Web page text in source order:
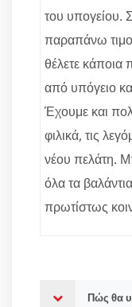
του υπογείου.
παραπάνω
θέλετε
από υπόγειο
Έχουμε και
φιλικά, τις
νέου πελάτη.
όλα τα
πρωτίστως
Πώς θα